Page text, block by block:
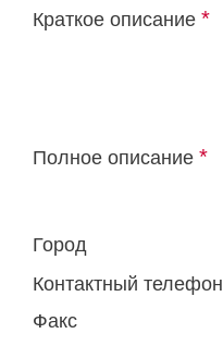
Краткое описание *
Полное описание *
Город
Контактный телефон
Факс